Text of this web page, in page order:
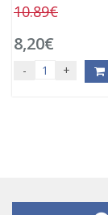
10.89€
8,20€
- +